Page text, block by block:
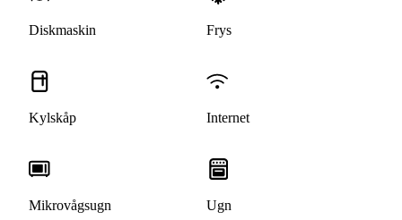
Diskmaskin Frys
Kylskåp Internet
Mikrovågsugn Ugn